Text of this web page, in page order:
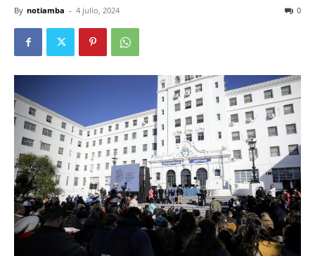
By notiamba - 4 julio, 2024 0